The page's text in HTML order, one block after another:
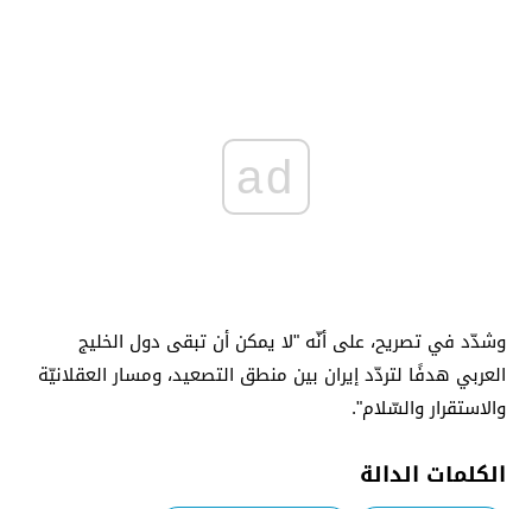
ad
وشدّد في تصريح، على أنّه "لا يمكن أن تبقى دول ​الخليج
العربي​ هدفًا لتردّد إيران بين منطق التصعيد، ومسار العقلانيّة
والاستقرار والسّلام".
الكلمات الدالة